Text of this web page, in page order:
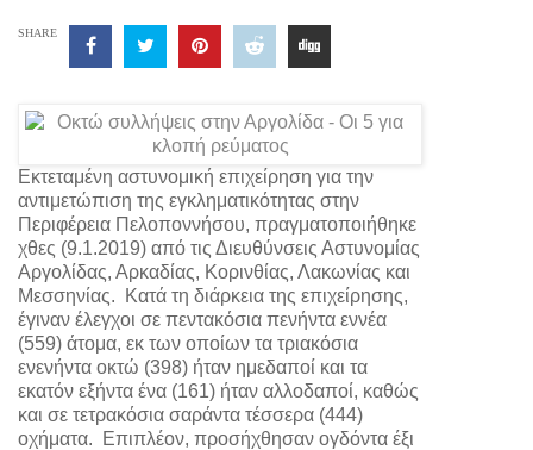
SHARE
Εκτεταμένη αστυνομική επιχείρηση για την
αντιμετώπιση της εγκληματικότητας στην
Περιφέρεια Πελοποννήσου, πραγματοποιήθηκε
χθες (9.1.2019) από τις Διευθύνσεις Αστυνομίας
Αργολίδας, Αρκαδίας, Κορινθίας, Λακωνίας και
Μεσσηνίας. Κατά τη διάρκεια της επιχείρησης,
έγιναν έλεγχοι σε πεντακόσια πενήντα εννέα
(559) άτομα, εκ των οποίων τα τριακόσια
ενενήντα οκτώ (398) ήταν ημεδαποί και τα
εκατόν εξήντα ένα (161) ήταν αλλοδαποί, καθώς
και σε τετρακόσια σαράντα τέσσερα (444)
οχήματα. Επιπλέον, προσήχθησαν ογδόντα έξι